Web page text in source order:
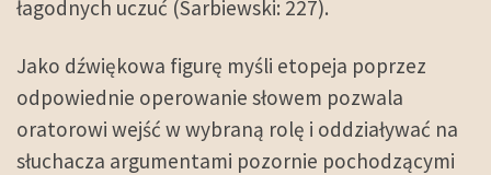
łagodnych uczuć (Sarbiewski: 227).
Jako dźwiękowa figurę myśli etopeja poprzez
odpowiednie operowanie słowem pozwala
oratorowi wejść w wybraną rolę i oddziaływać na
słuchacza argumentami pozornie pochodzącymi